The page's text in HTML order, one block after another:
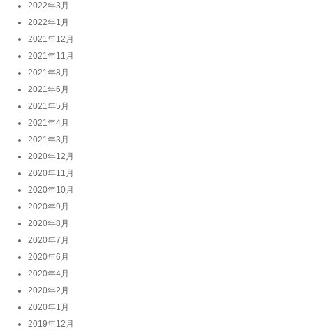
2022年3月
2022年1月
2021年12月
2021年11月
2021年8月
2021年6月
2021年5月
2021年4月
2021年3月
2020年12月
2020年11月
2020年10月
2020年9月
2020年8月
2020年7月
2020年6月
2020年4月
2020年2月
2020年1月
2019年12月